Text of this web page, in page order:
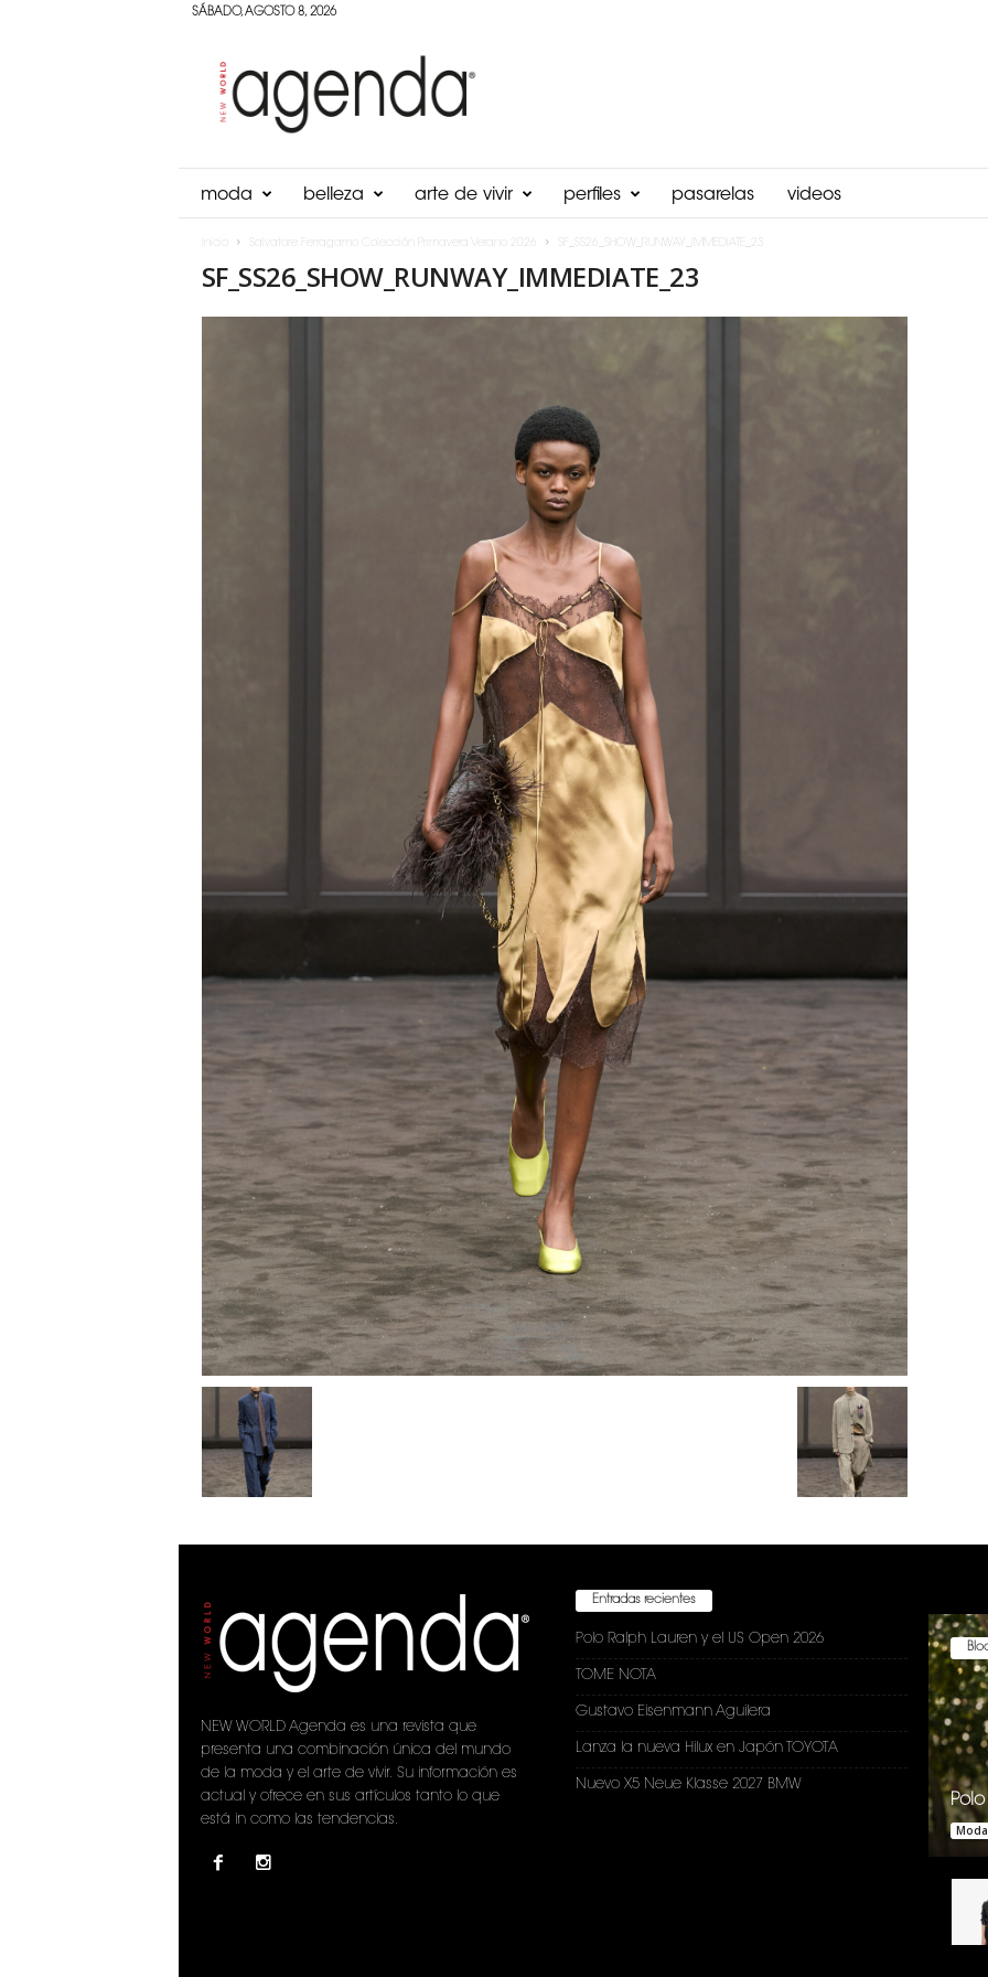
SÁBADO, AGOSTO 8, 2026
Panama
moda belleza arte de vivir perfiles pasarelas videos
Salvatore Ferragamo Colección Primavera Verano 2026 SF_SS26_SHOW_RUNWAY_IMMEDIATE_23
SF_SS26_SHOW_RUNWAY_IMMEDIATE_23
NEW WORLD Agenda es una revista que
presenta una combinación única del mundo
de la moda y el arte de vivir. Su información es
actual y ofrece en sus artículos tanto lo que
está in como las tendencias.
Entradas recientes
Polo Ralph Lauren y el US Open 2026
TOME NOTA
Gustavo Eisenmann Aguilera
Lanza la nueva Hilux en Japón TOYOTA
Nuevo X5 Neue Klasse 2027 BMW
Moda